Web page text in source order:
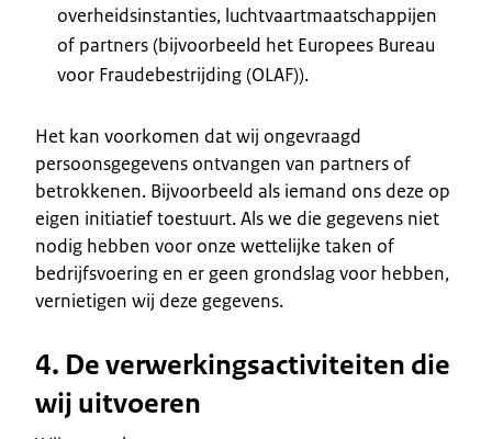
overheidsinstanties, luchtvaartmaatschappijen
of partners (bijvoorbeeld het Europees Bureau
voor Fraudebestrijding (OLAF)).
Het kan voorkomen dat wij ongevraagd
persoonsgegevens ontvangen van partners of
betrokkenen. Bijvoorbeeld als iemand ons deze op
eigen initiatief toestuurt. Als we die gegevens niet
nodig hebben voor onze wettelijke taken of
bedrijfsvoering en er geen grondslag voor hebben,
vernietigen wij deze gegevens.
4. De verwerkingsactiviteiten die
wij uitvoeren